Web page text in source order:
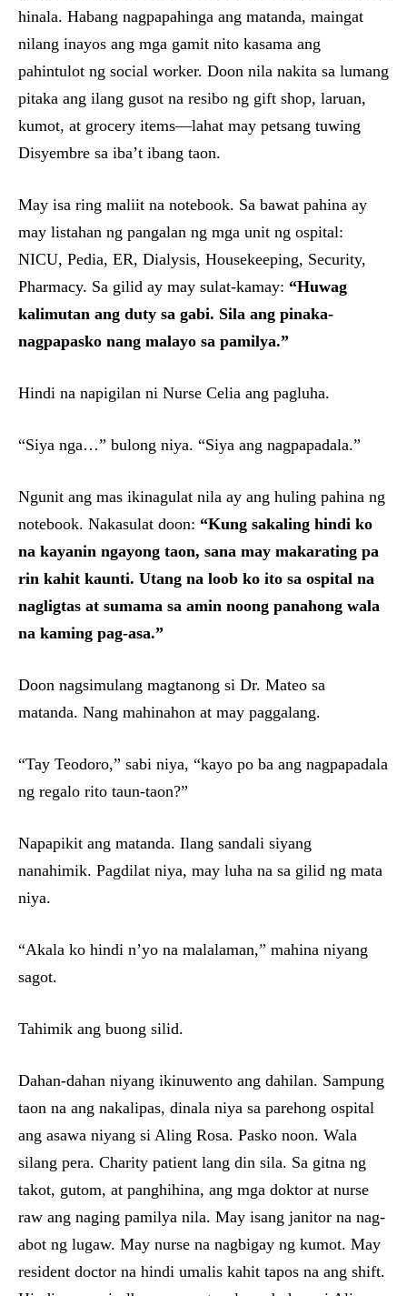
hinala. Habang nagpapahinga ang matanda, maingat
nilang inayos ang mga gamit nito kasama ang
pahintulot ng social worker. Doon nila nakita sa lumang
pitaka ang ilang gusot na resibo ng gift shop, laruan,
kumot, at grocery items—lahat may petsang tuwing
Disyembre sa iba’t ibang taon.
May isa ring maliit na notebook. Sa bawat pahina ay
may listahan ng pangalan ng mga unit ng ospital:
NICU, Pedia, ER, Dialysis, Housekeeping, Security,
Pharmacy. Sa gilid ay may sulat-kamay: “Huwag
kalimutan ang duty sa gabi. Sila ang pinaka-
nagpapasko nang malayo sa pamilya.”
Hindi na napigilan ni Nurse Celia ang pagluha.
“Siya nga…” bulong niya. “Siya ang nagpapadala.”
Ngunit ang mas ikinagulat nila ay ang huling pahina ng
notebook. Nakasulat doon: “Kung sakaling hindi ko
na kayanin ngayong taon, sana may makarating pa
rin kahit kaunti. Utang na loob ko ito sa ospital na
nagligtas at sumama sa amin noong panahong wala
na kaming pag-asa.”
Doon nagsimulang magtanong si Dr. Mateo sa
matanda. Nang mahinahon at may paggalang.
“Tay Teodoro,” sabi niya, “kayo po ba ang nagpapadala
ng regalo rito taun-taon?”
Napapikit ang matanda. Ilang sandali siyang
nanahimik. Pagdilat niya, may luha na sa gilid ng mata
niya.
“Akala ko hindi n’yo na malalaman,” mahina niyang
sagot.
Tahimik ang buong silid.
Dahan-dahan niyang ikinuwento ang dahilan. Sampung
taon na ang nakalipas, dinala niya sa parehong ospital
ang asawa niyang si Aling Rosa. Pasko noon. Wala
silang pera. Charity patient lang din sila. Sa gitna ng
takot, gutom, at panghihina, ang mga doktor at nurse
raw ang naging pamilya nila. May isang janitor na nag-
abot ng lugaw. May nurse na nagbigay ng kumot. May
resident doctor na hindi umalis kahit tapos na ang shift.